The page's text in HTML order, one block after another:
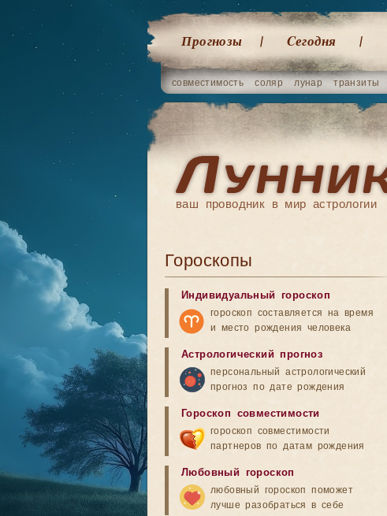
Прогнозы Cегодня
совместимость соляр лунар транзиты
ваш проводник в мир астрологии
Гороскопы
Индивидуальный гороскоп
гороскоп составляется на время
и место рождения человека
Астрологический прогноз
персональный астрологический
прогноз по дате рождения
Гороскоп совместимости
гороскоп совместимости
партнеров по датам рождения
Любовный гороскоп
любовный гороскоп поможет
лучше разобраться в себе